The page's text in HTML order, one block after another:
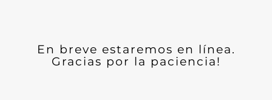
En breve estaremos en línea.
Gracias por la paciencia!